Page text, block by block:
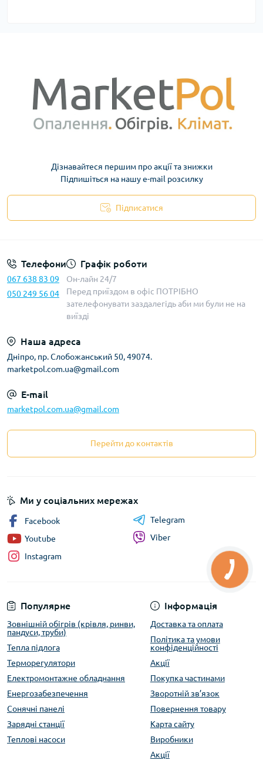
Дізнавайтеся першим про акції та знижки
Підпишіться на нашу e-mail розсилку
Підписатися
Телефони
067 638 83 09
050 249 56 04
Графік роботи
Он-лайн 24/7
Перед приїздом в офіс ПОТРІБНО
зателефонувати заздалегідь аби ми були не на
виїзді
Наша адреса
Дніпро, пр. Слобожанський 50, 49074.
marketpol.com.ua@gmail.com
E-mail
marketpol.com.ua@gmail.com
Перейти до контактів
Популярне
Зовнішній обігрів (крівля, ринви,
пандуси, труби)
Тепла підлога
Терморегулятори
Електромонтажне обладнання
Енергозабезпечення
Сонячні панелі
Зарядні станції
Теплові насоси
Інформація
Доставка та оплата
Політика та умови
конфіденційності
Акції
Покупка частинами
Зворотній зв’язок
Повернення товару
Карта сайту
Виробники
Акції
Ми у соціальних мережах
Facebook
Youtube
Instagram
Telegram
Viber